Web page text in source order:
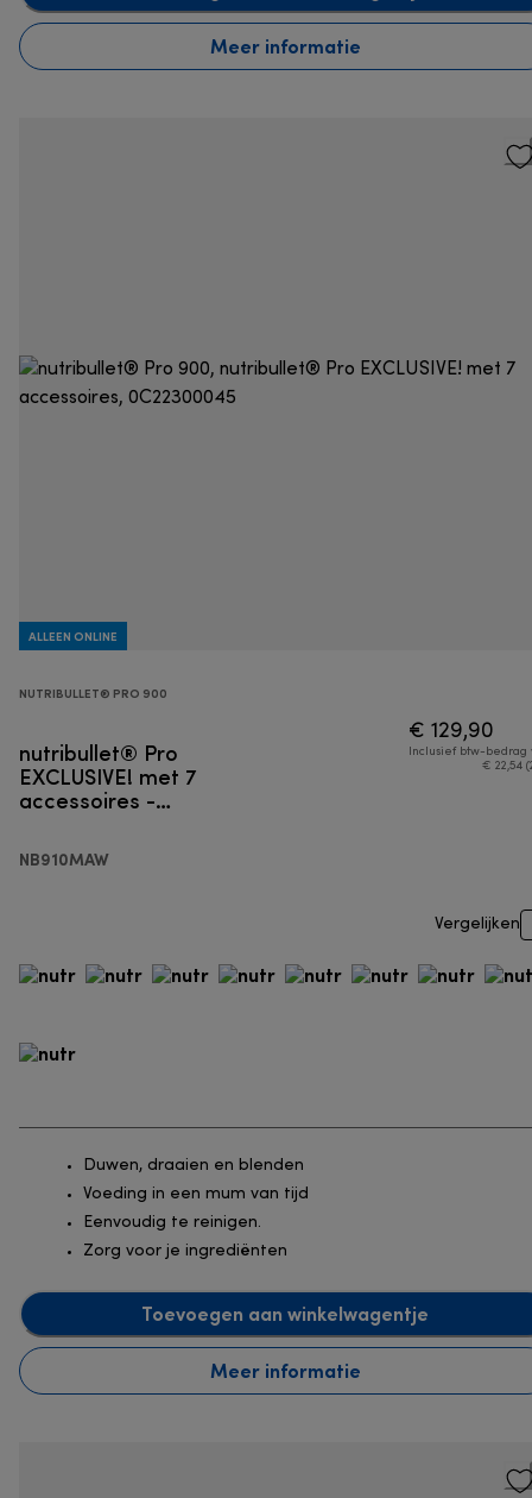
Meer informatie
ALLEEN ONLINE
NUTRIBULLET® PRO 900
nutribullet® Pro
EXCLUSIVE! met 7
accessoires -
NB910MAW
€ 129,90
Inclusief btw-bedrag
€ 22,54
Vergelijken
Duwen, draaien en blenden
Voeding in een mum van tijd
Eenvoudig te reinigen.
Zorg voor je ingrediënten
Toevoegen aan winkelwagentje
Meer informatie